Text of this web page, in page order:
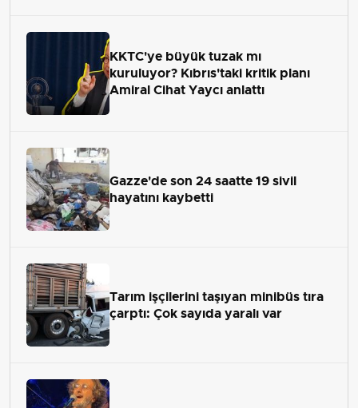
KKTC'ye büyük tuzak mı
kuruluyor? Kıbrıs'taki kritik planı
Amiral Cihat Yaycı anlattı
Gazze'de son 24 saatte 19 sivil
hayatını kaybetti
Tarım işçilerini taşıyan minibüs tıra
çarptı: Çok sayıda yaralı var